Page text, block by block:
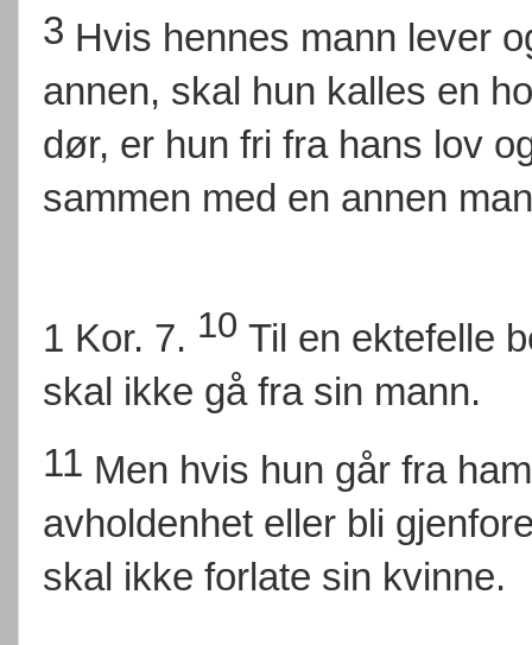
3 Hvis hennes mann lever
annen, skal hun kalles en
dør, er hun fri fra hans lov
sammen med en annen
1 Kor. 7. 10 Til en ektefelle
skal ikke gå fra sin mann.
11 Men hvis hun går fra
avholdenhet eller bli
skal ikke forlate sin kvinne.